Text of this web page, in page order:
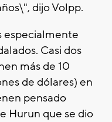
dijo Volpp.
especialmente
Casi dos
más de 10
de dólares) en
pensado
Hurun que se dio